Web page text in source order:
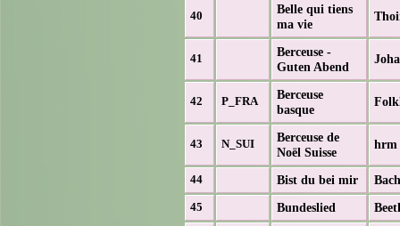
40
Belle qui tiens
ma vie
41
Berceuse -
Guten Abend
42 P_FRA
Berceuse
basque
43 N_SUI
Berceuse de
Noël Suisse
hrm
44 Bist du bei mir
45 Bundeslied